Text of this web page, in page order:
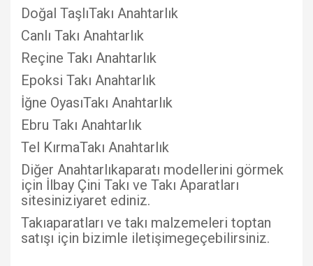
Doğal TaşlıTakı Anahtarlık
Canlı Takı Anahtarlık
Reçine Takı Anahtarlık
Epoksi Takı Anahtarlık
İğne OyasıTakı Anahtarlık
Ebru Takı Anahtarlık
Tel KırmaTakı Anahtarlık
Diğer Anahtarlıkaparatı modellerini görmek
için İlbay Çini Takı ve Takı Aparatları
sitesiniziyaret ediniz.
Takıaparatları ve takı malzemeleri toptan
satışı için bizimle iletişimegeçebilirsiniz.